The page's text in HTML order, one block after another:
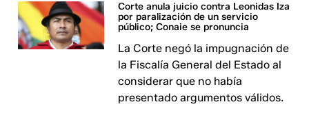
Corte anula juicio contra Leonidas Iza
por paralización de un servicio
público; Conaie se pronuncia
La Corte negó la impugnación de
la Fiscalía General del Estado al
considerar que no había
presentado argumentos válidos.